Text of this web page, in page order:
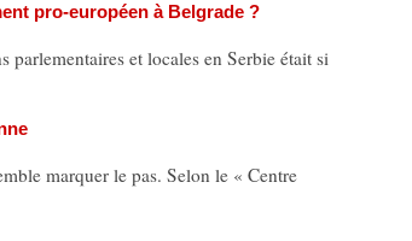
pro-européen à Belgrade ?
et locales en Serbie était si
marquer le pas. Selon le « Centre